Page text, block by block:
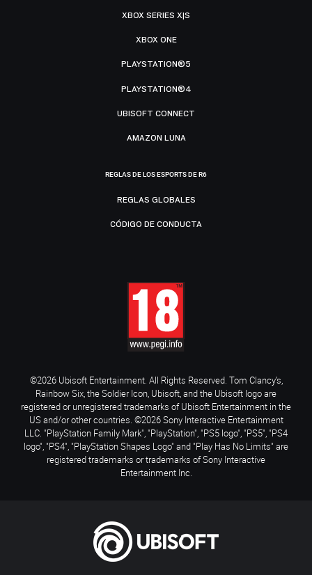
XBOX SERIES X|S
XBOX ONE
PLAYSTATION®5
PLAYSTATION®4
UBISOFT CONNECT
AMAZON LUNA
REGLAS DE LOS ESPORTS DE R6
REGLAS GLOBALES
CÓDIGO DE CONDUCTA
©2026 Ubisoft Entertainment. All Rights Reserved. Tom Clancy’s,
Rainbow Six, the Soldier Icon, Ubisoft, and the Ubisoft logo are
registered or unregistered trademarks of Ubisoft Entertainment in the
US and/or other countries. ©2026 Sony Interactive Entertainment
LLC. "PlayStation Family Mark", "PlayStation", "PS5 logo", "PS5", "PS4
logo", "PS4", "PlayStation Shapes Logo" and "Play Has No Limits" are
registered trademarks or trademarks of Sony Interactive
Entertainment Inc.